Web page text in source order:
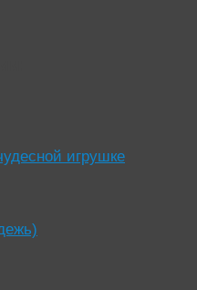
игрушке